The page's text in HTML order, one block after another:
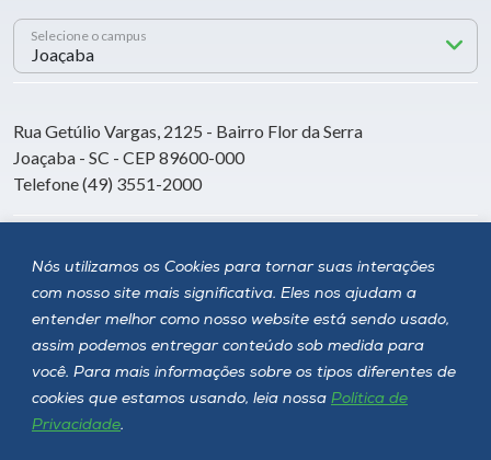
Nós utilizamos os Cookies para tornar suas interações
com nosso site mais significativa. Eles nos ajudam a
entender melhor como nosso website está sendo usado,
assim podemos entregar conteúdo sob medida para
você. Para mais informações sobre os tipos diferentes de
cookies que estamos usando, leia nossa Política de
Privacidade.
Selecione o campus
Rua Getúlio Vargas, 2125 - Bairro Flor da Serra
Joaçaba - SC - CEP 89600-000
Telefone (49) 3551-2000
Siga a Unoesc